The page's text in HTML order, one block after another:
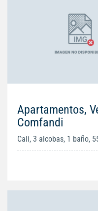
Apartamentos,
Comfandi
Cali, 3 alcobas, 1 baño,